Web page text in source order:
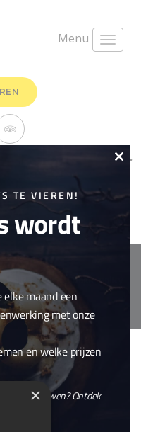
Menu
Josselin Noir
Reserved.
Cookie policy
TE VIEREN!
wordt
maand een
met onze
en welke prijzen
meebouwen? Ontdek
×